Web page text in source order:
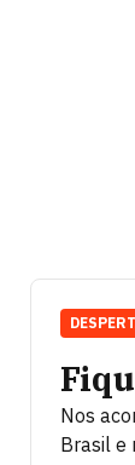
Nos
Brasil e